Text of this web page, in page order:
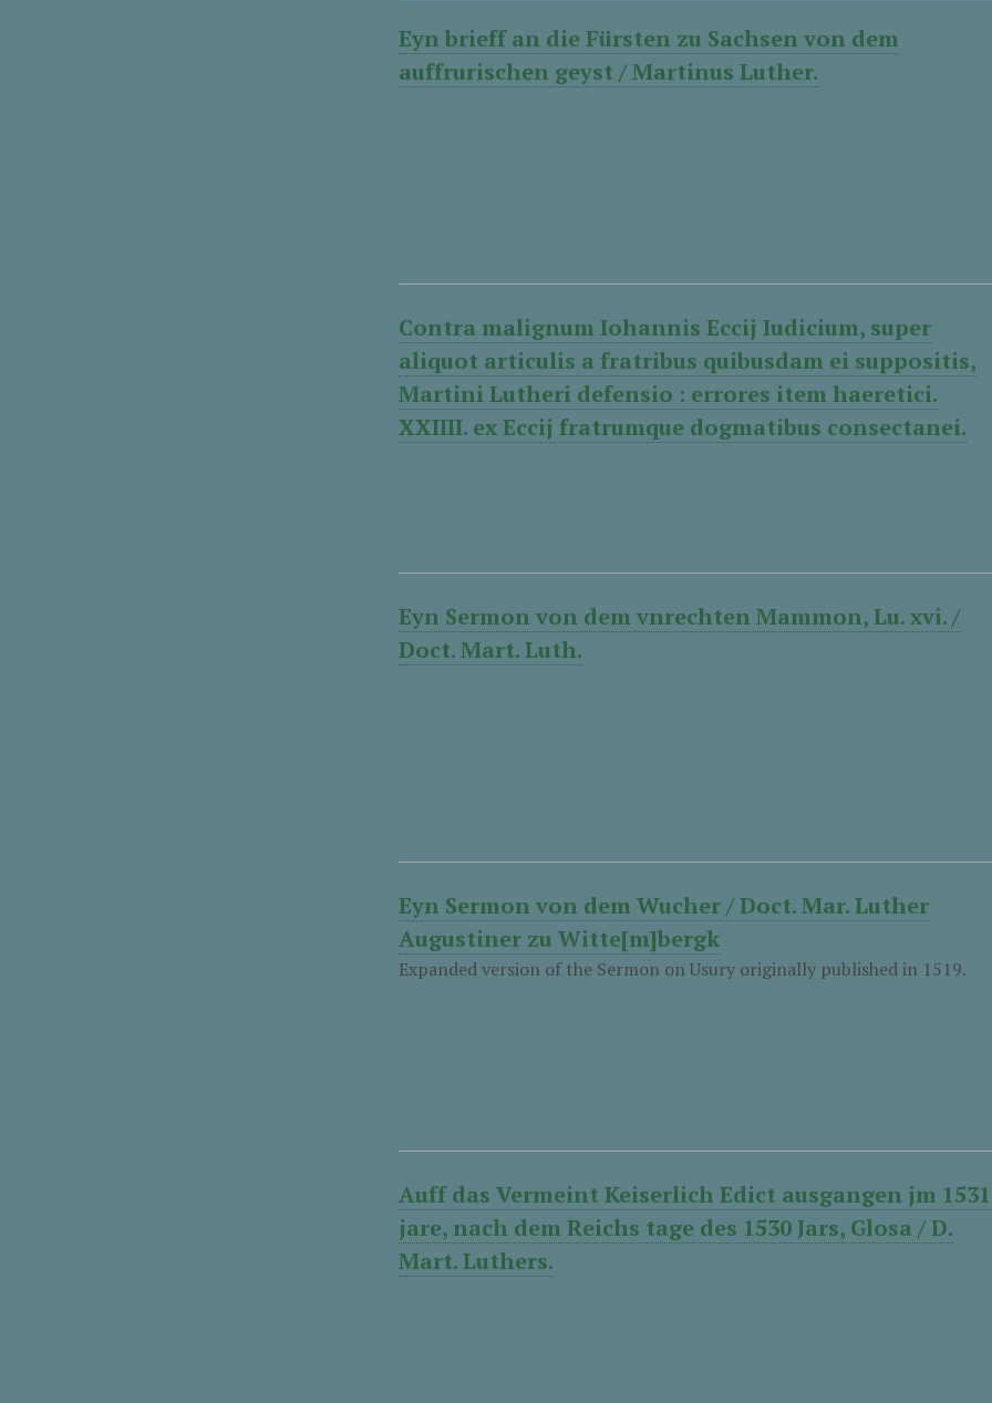
Eyn brieff an die Fürsten zu Sachsen von dem
auffrurischen geyst / Martinus Luther.
Contra malignum Iohannis Eccij Iudicium, super
aliquot articulis a fratribus quibusdam ei suppositis,
Martini Lutheri defensio : errores item haeretici.
XXIIII. ex Eccij fratrumque dogmatibus consectanei.
Eyn Sermon von dem vnrechten Mammon, Lu. xvi. /
Doct. Mart. Luth.
Eyn Sermon von dem Wucher / Doct. Mar. Luther
Augustiner zu Witte[m]bergk
Expanded version of the Sermon on Usury originally published in 1519.
Auff das Vermeint Keiserlich Edict ausgangen jm 1531
jare, nach dem Reichs tage des 1530 Jars, Glosa / D.
Mart. Luthers.